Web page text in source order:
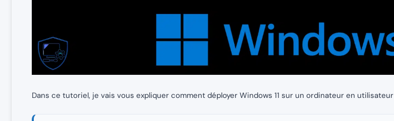
Dans ce tutoriel, je vais vous expliquer comment déployer Windows 11 sur un ordinateur en utilisateur